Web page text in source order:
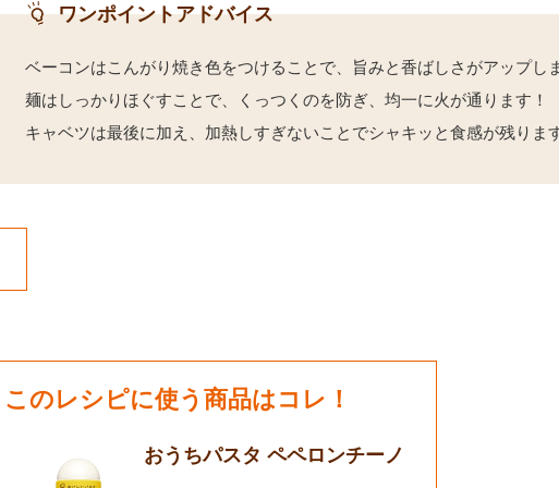
ワンポイントアドバイス
ベーコンはこんがり焼き色をつけることで、旨みと香ばしさがアップし
麺はしっかりほぐすことで、くっつくのを防ぎ、均一に火が通ります！
キャベツは最後に加え、加熱しすぎないことでシャキッと食感が残りま
このレシピに使う商品はコレ！
おうちパスタ ペペロンチーノ